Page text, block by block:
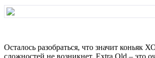
Осталось разобраться, что значит коньяк
сложностей не возникнет. Extra Old – это